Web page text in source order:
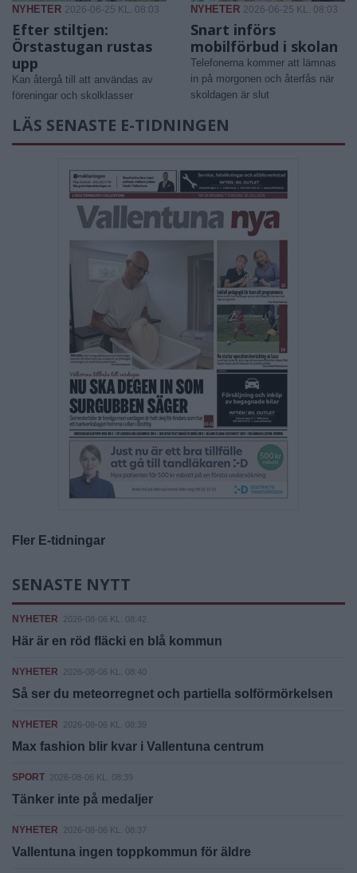
NYHETER 2026-06-25 KL. 08:03
Efter stiltjen:
Örstastugan rustas
upp
Kan återgå till att användas av
föreningar och skolklasser
NYHETER 2026-06-25 KL. 08:03
Snart införs
mobilförbud i skolan
Telefonerna kommer att lämnas
in på morgonen och återfås när
skoldagen är slut
LÄS SENASTE E-TIDNINGEN
Fler E-tidningar
SENASTE NYTT
NYHETER 2026-08-06 KL. 08:42
Här är en röd fläcki en blå kommun
NYHETER 2026-08-06 KL. 08:40
Så ser du meteorregnet och partiella solförmörkelsen
NYHETER 2026-08-06 KL. 08:39
Max fashion blir kvar i Vallentuna centrum
SPORT 2026-08-06 KL. 08:39
Tänker inte på medaljer
NYHETER 2026-08-06 KL. 08:37
Vallentuna ingen toppkommun för äldre